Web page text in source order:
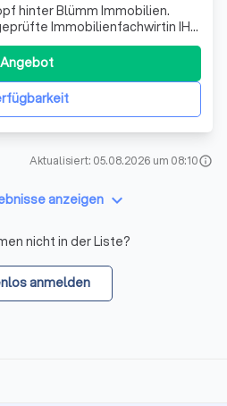
hinter Blümm Immobilien.
Immobilienfachwirtin IHK,
Bankkauffrau IHK als
für private
erwerber in und im Umkreis um
Nürnberg, Fürth und Erlangen tätig. Vor der E
Angebot
Aktualisiert: 05.08.2026 um 08:10info
anzeigen keyboard_arrow_down
nicht in der Liste?
anmelden